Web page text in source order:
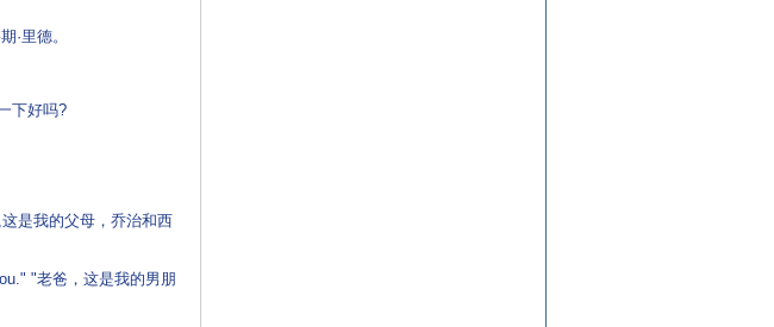
·里德。
下好吗?
是我的父母，乔治和西
"老爸，这是我的男朋